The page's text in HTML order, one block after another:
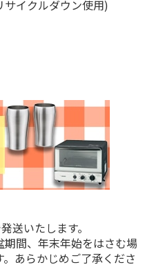
サイクルダウン使用)
送いたします。
間、年末年始をはさむ場
あらかじめご了承くださ